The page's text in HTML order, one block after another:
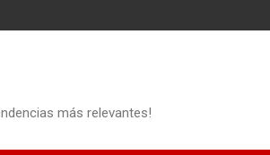
más relevantes!